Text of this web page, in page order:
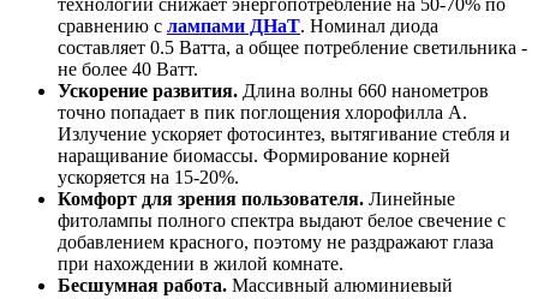
сравнению с лампами ДНаТ. Номинал диода
составляет 0.5 Ватта, а общее потребление светильника -
не более 40 Ватт.
Ускорение развития. Длина волны 660 нанометров
точно попадает в пик поглощения хлорофилла А.
Излучение ускоряет фотосинтез, вытягивание стебля и
наращивание биомассы. Формирование корней
ускоряется на 15-20%.
Комфорт для зрения пользователя. Линейные
фитолампы полного спектра выдают белое свечение с
добавлением красного, поэтому не раздражают глаза
при нахождении в жилой комнате.
Бесшумная работа. Массивный алюминиевый